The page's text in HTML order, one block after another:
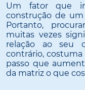
Um fator que
construção de
Portanto,
muitas vezes
relação ao seu
contrário, costuma
passo que
da matriz o que